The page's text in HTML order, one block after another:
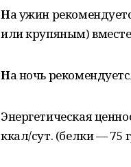
На ужин
или крупяным)
На ночь
Энергетическая
ккал/сут. (белки —